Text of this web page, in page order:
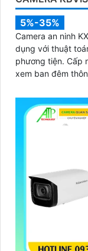
5%-35%
Camera an ninh
dụng với thuật
phương tiện. Cấp nguồn qua dây tín hiệu công nghệ nổi bật
xem ban đêm